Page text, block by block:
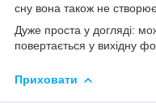
сну вона також не
Дуже проста у догляді:
повертається у вихідну
Приховати